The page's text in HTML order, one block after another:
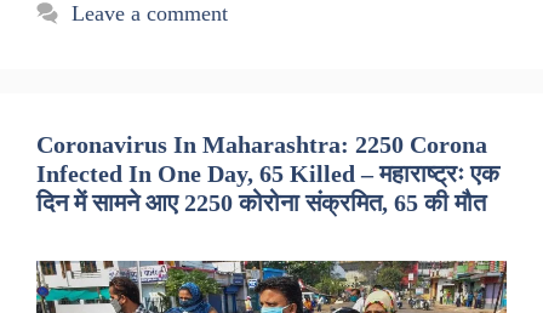
Leave a comment
Coronavirus In Maharashtra: 2250 Corona
Infected In One Day, 65 Killed – महाराष्ट्रः एक
दिन में सामने आए 2250 कोरोना संक्रमित, 65 की मौत